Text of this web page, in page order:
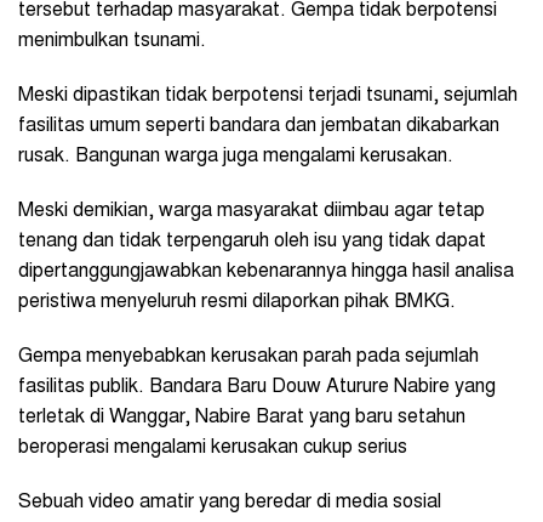
tersebut terhadap masyarakat. Gempa tidak berpotensi
menimbulkan tsunami.
Meski dipastikan tidak berpotensi terjadi tsunami, sejumlah
fasilitas umum seperti bandara dan jembatan dikabarkan
rusak. Bangunan warga juga mengalami kerusakan.
Meski demikian, warga masyarakat diimbau agar tetap
tenang dan tidak terpengaruh oleh isu yang tidak dapat
dipertanggungjawabkan kebenarannya hingga hasil analisa
peristiwa menyeluruh resmi dilaporkan pihak BMKG.
Gempa menyebabkan kerusakan parah pada sejumlah
fasilitas publik. Bandara Baru Douw Aturure Nabire yang
terletak di Wanggar, Nabire Barat yang baru setahun
beroperasi mengalami kerusakan cukup serius
Sebuah video amatir yang beredar di media sosial